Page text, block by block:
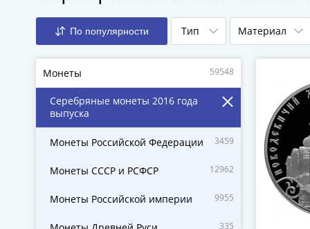
По популярности Тип Материал
Монеты
Серебряные монеты 2016 года
выпуска
59548
Монеты Российской Федерации 3459
Монеты СССР и РСФСР 12962
Монеты Российской империи 9955
335